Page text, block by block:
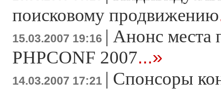
поисковому продвижению
15.03.2007 19:16 | Анонс места
PHPCONF 2007...»
14.03.2007 17:21 | Спонсоры